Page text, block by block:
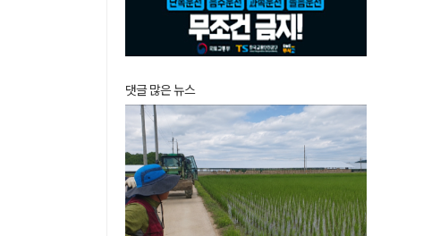
댓글 많은 뉴스